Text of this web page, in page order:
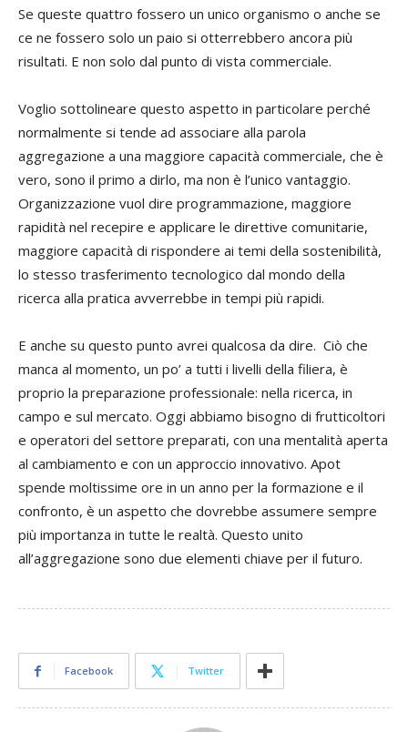
Se queste quattro fossero un unico organismo o anche se
ce ne fossero solo un paio si otterrebbero ancora più
risultati. E non solo dal punto di vista commerciale.
Voglio sottolineare questo aspetto in particolare perché
normalmente si tende ad associare alla parola
aggregazione a una maggiore capacità commerciale, che è
vero, sono il primo a dirlo, ma non è l’unico vantaggio.
Organizzazione vuol dire programmazione, maggiore
rapidità nel recepire e applicare le direttive comunitarie,
maggiore capacità di rispondere ai temi della sostenibilità,
lo stesso trasferimento tecnologico dal mondo della
ricerca alla pratica avverrebbe in tempi più rapidi.
E anche su questo punto avrei qualcosa da dire. Ciò che
manca al momento, un po’ a tutti i livelli della filiera, è
proprio la preparazione professionale: nella ricerca, in
campo e sul mercato. Oggi abbiamo bisogno di frutticoltori
e operatori del settore preparati, con una mentalità aperta
al cambiamento e con un approccio innovativo. Apot
spende moltissime ore in un anno per la formazione e il
confronto, è un aspetto che dovrebbe assumere sempre
più importanza in tutte le realtà. Questo unito
all’aggregazione sono due elementi chiave per il futuro.
Facebook Twitter